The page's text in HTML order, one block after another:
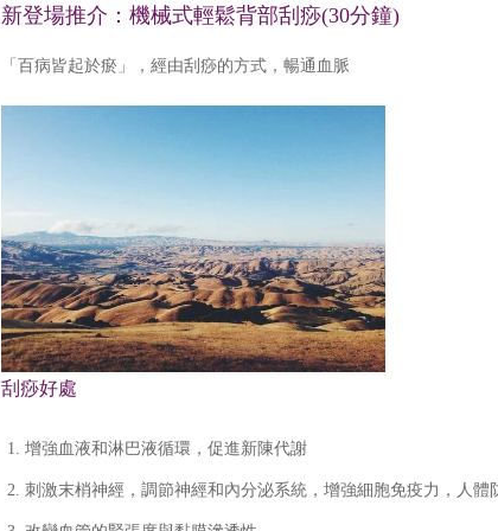
新登場推介：機械式輕鬆背部刮痧(30分鐘)
「百病皆起於瘀」，經由刮痧的方式，暢通血脈
刮痧好處
增強血液和淋巴液循環，促進新陳代謝
刺激末梢神經，調節神經和內分泌系統，增強細胞免疫力，人體